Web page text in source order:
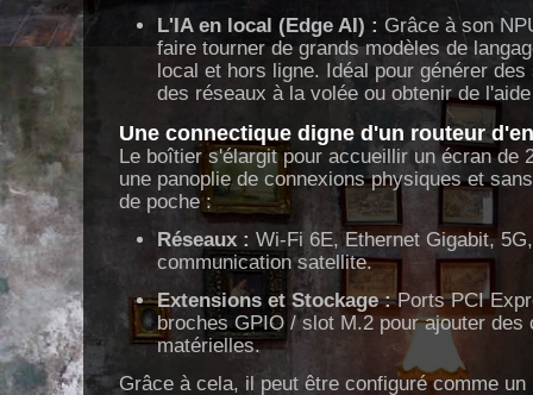
L'IA en local (Edge AI) : Grâce à son
faire tourner de grands modèles de
local et hors ligne. Idéal pour générer
des réseaux à la volée ou obtenir de
Une connectique digne d'un routeur
Le boîtier s'élargit pour accueillir un écran de
une panoplie de connexions physiques et
de poche :
Réseaux : Wi-Fi 6E, Ethernet Gigabit,
communication satellite.
Extensions et Stockage :Ports PCI
broches GPIO / slot M.2 pour ajouter des
matérielles.
Grâce à cela, il peut être configuré comme